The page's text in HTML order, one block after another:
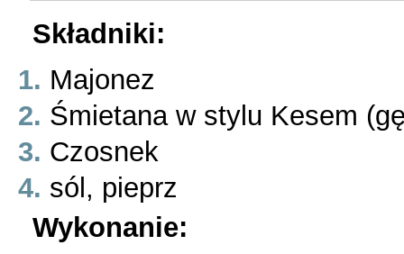
Składniki:
Majonez
Śmietana w stylu Kesem
Czosnek
sól, pieprz
Wykonanie: